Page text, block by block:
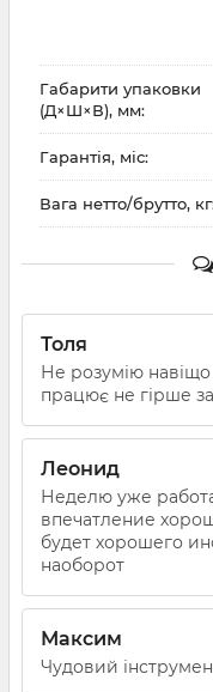
Габарити упаковки
(Д×Ш×В), мм:
Гарантія, міс:
Вага нетто/брутто,
Толя
Не розумію
працює не гірше за
Леонид
Неделю уже
впечатление
будет хорошего
наоборот
Максим
Чудовий